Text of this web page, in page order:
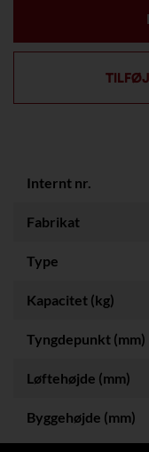
TILFØJ
Internt nr.
Fabrikat
Type
Kapacitet (kg)
Tyngdepunkt (mm)
Løftehøjde (mm)
Byggehøjde (mm)